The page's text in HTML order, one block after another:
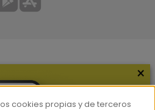
×
cookies propias y de terceros